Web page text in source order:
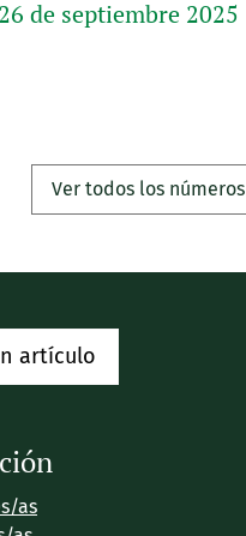
de septiembre 2025
Ver todos los números
artículo
as